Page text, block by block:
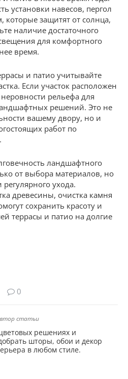
установки навесов, пергол
которые защитят от солнца,
наличие достаточного
для комфортного
время.
и патио учитывайте
Если участок расположен
рельефа для
решений. Это не
вашему двору, но и
работ по
ландшафтного
от выбора материалов, но
ухода.
древесины, очистка камня
сохранить красоту и
террасы и патио на долгие
0
статьи
решениях и
шторы, обои и декор
в любом стиле.